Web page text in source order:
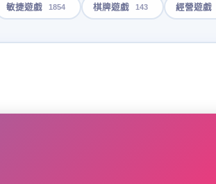
敏捷遊戲 1854 棋牌遊戲 143 經營遊戲